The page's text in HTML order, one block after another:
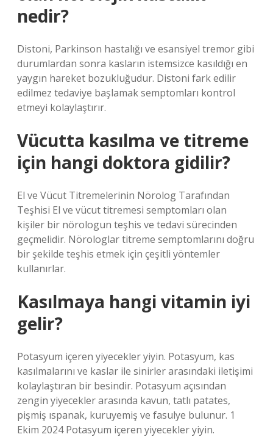
nedir?
Distoni, Parkinson hastalığı ve esansiyel tremor gibi
durumlardan sonra kasların istemsizce kasıldığı en
yaygın hareket bozukluğudur. Distoni fark edilir
edilmez tedaviye başlamak semptomları kontrol
etmeyi kolaylaştırır.
Vücutta kasılma ve titreme
için hangi doktora gidilir?
El ve Vücut Titremelerinin Nörolog Tarafından
Teşhisi El ve vücut titremesi semptomları olan
kişiler bir nörologun teşhis ve tedavi sürecinden
geçmelidir. Nörologlar titreme semptomlarını doğru
bir şekilde teşhis etmek için çeşitli yöntemler
kullanırlar.
Kasılmaya hangi vitamin iyi
gelir?
Potasyum içeren yiyecekler yiyin. Potasyum, kas
kasılmalarını ve kaslar ile sinirler arasındaki iletişimi
kolaylaştıran bir besindir. Potasyum açısından
zengin yiyecekler arasında kavun, tatlı patates,
pişmiş ıspanak, kuruyemiş ve fasulye bulunur. 1
Ekim 2024 Potasyum içeren yiyecekler yiyin.